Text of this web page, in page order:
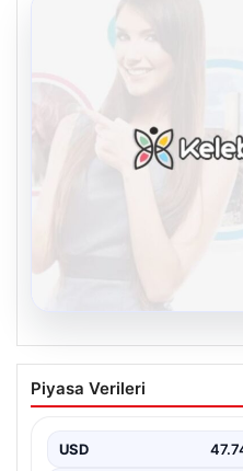
Kelebek.Org İle
Adresi Ve
kurması büyük bir
Günümüzde…
Piyasa Verileri
USD